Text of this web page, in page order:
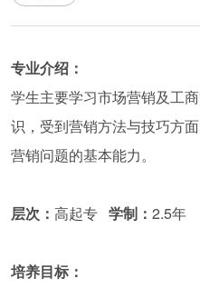
专业介绍：
学生主要学习市场营销及工
识，受到营销方法与技巧方
营销问题的基本能力。
层次： 高起专 学制： 2.5年
培养目标：